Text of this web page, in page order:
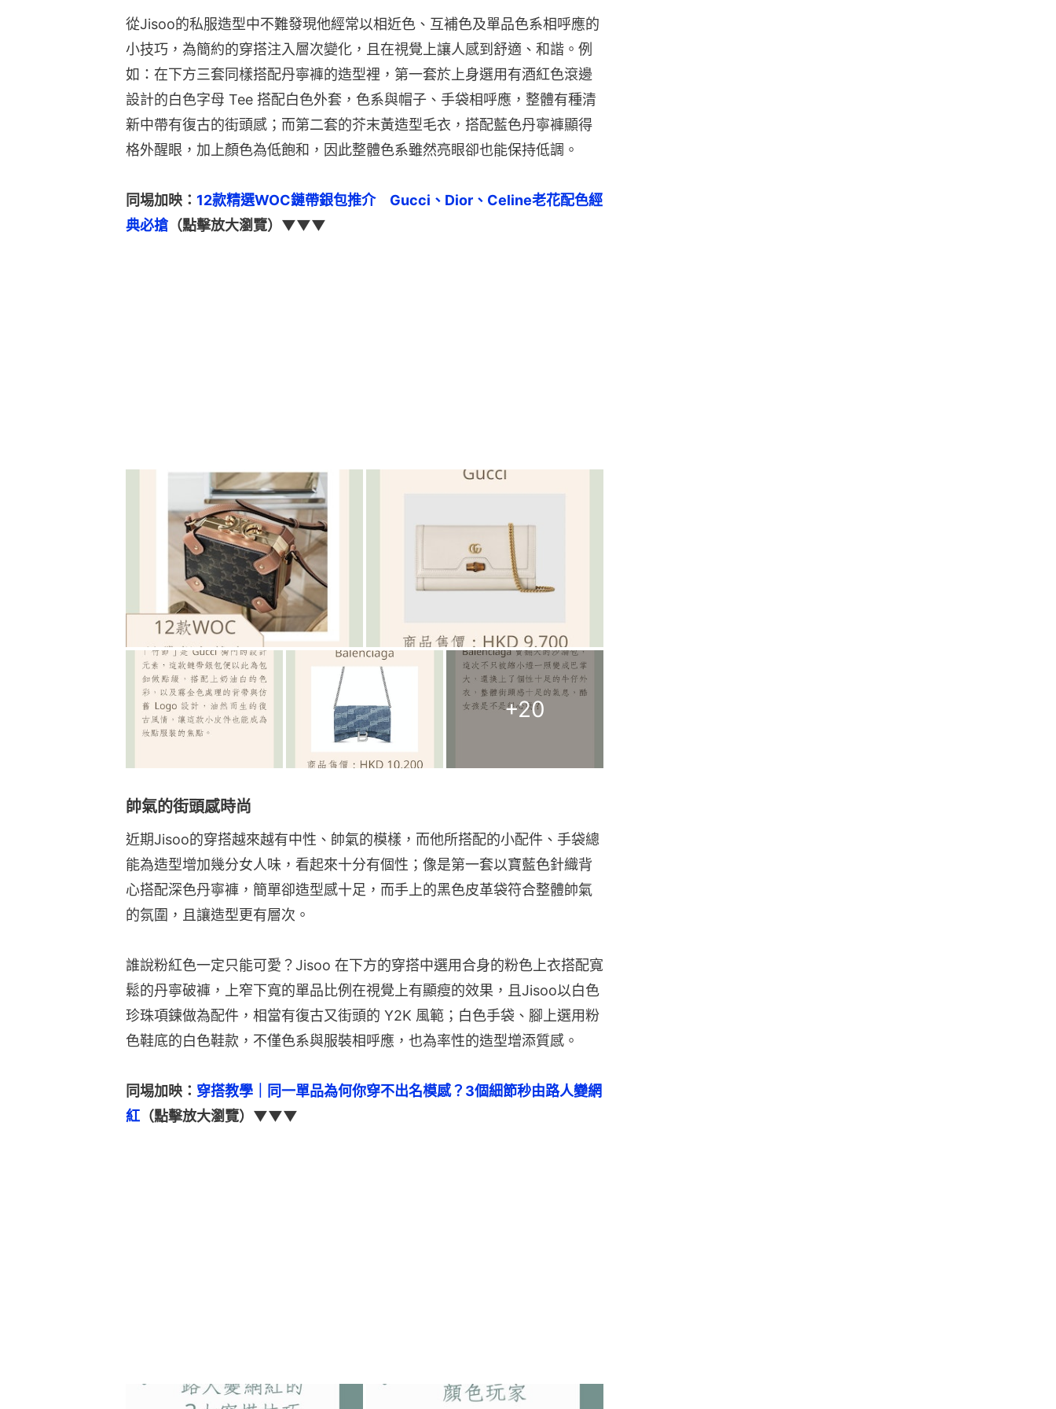
從Jisoo的私服造型中不難發現他經常以相近色、互補色及單品色系相呼應的
小技巧，為簡約的穿搭注入層次變化，且在視覺上讓人感到舒適、和諧。例
如：在下方三套同樣搭配丹寧褲的造型裡，第一套於上身選用有酒紅色滾邊
設計的白色字母 Tee 搭配白色外套，色系與帽子、手袋相呼應，整體有種清
新中帶有復古的街頭感；而第二套的芥末黃造型毛衣，搭配藍色丹寧褲顯得
格外醒眼，加上顏色為低飽和，因此整體色系雖然亮眼卻也能保持低調。
同埸加映： 12款精選WOC鏈帶銀包推介　Gucci、Dior、Celine老花配色經
典必搶 （點擊放大瀏覽）▼▼▼
+20
帥氣的街頭感時尚
近期Jisoo的穿搭越來越有中性、帥氣的模樣，而他所搭配的小配件、手袋總
能為造型增加幾分女人味，看起來十分有個性；像是第一套以寶藍色針織背
心搭配深色丹寧褲，簡單卻造型感十足，而手上的黑色皮革袋符合整體帥氣
的氛圍，且讓造型更有層次。
誰說粉紅色一定只能可愛？Jisoo 在下方的穿搭中選用合身的粉色上衣搭配寬
鬆的丹寧破褲，上窄下寬的單品比例在視覺上有顯瘦的效果，且Jisoo以白色
珍珠項鍊做為配件，相當有復古又街頭的 Y2K 風範；白色手袋、腳上選用粉
色鞋底的白色鞋款，不僅色系與服裝相呼應，也為率性的造型增添質感。
同埸加映： 穿搭教學｜同一單品為何你穿不出名模感？3個細節秒由路人變網
紅 （點擊放大瀏覽）▼▼▼